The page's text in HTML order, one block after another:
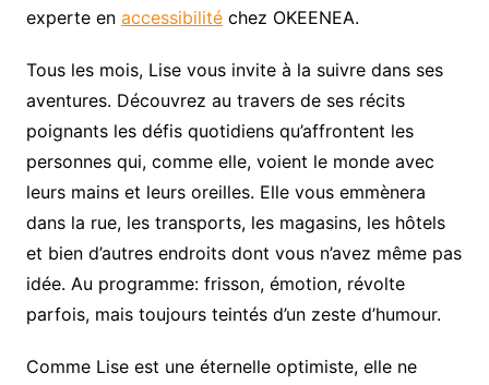
experte en accessibilitéchez OKEENEA.
Tous les mois, Lise vous invite à la suivre dans ses
aventures. Découvrez au travers de ses récits
poignants les défis quotidiens qu’affrontent les
personnes qui, comme elle, voient le monde avec
leurs mains et leurs oreilles. Elle vous emmènera
dans la rue, les transports, les magasins, les hôtels
et bien d’autres endroits dont vous n’avez même pas
idée. Au programme: frisson, émotion, révolte
parfois, mais toujours teintés d’un zeste d’humour.
Comme Lise est une éternelle optimiste, elle ne